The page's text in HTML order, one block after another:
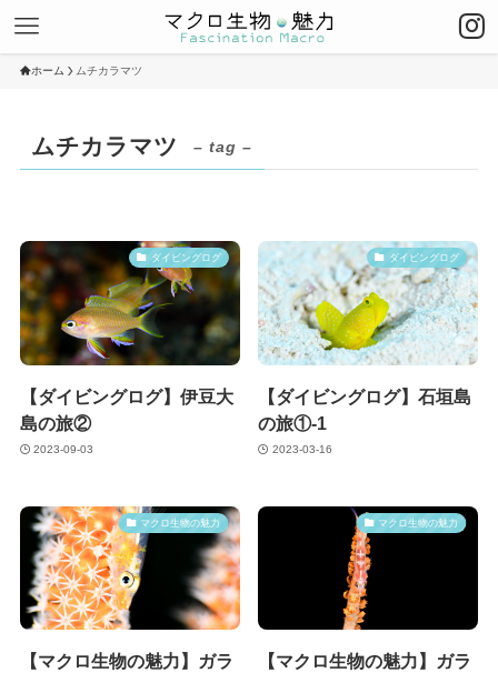
ホーム ムチカラマツ
ムチカラマツ – tag –
ダイビングログ
【ダイビングログ】伊豆大
島の旅②
2023-09-03
ダイビングログ
【ダイビングログ】石垣島
の旅①-1
2023-03-16
マクロ生物の魅力
【マクロ生物の魅力】ガラ
マクロ生物の魅力
【マクロ生物の魅力】ガラ